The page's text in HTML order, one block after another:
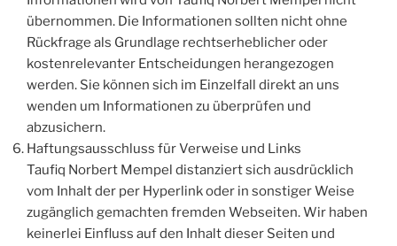
übernommen. Die Informationen sollten nicht ohne
Rückfrage als Grundlage rechtserheblicher oder
kostenrelevanter Entscheidungen herangezogen
werden. Sie können sich im Einzelfall direkt an uns
wenden um Informationen zu überprüfen und
abzusichern.
Haftungsausschluss für Verweise und Links
Taufiq Norbert Mempel distanziert sich ausdrücklich
vom Inhalt der per Hyperlink oder in sonstiger Weise
zugänglich gemachten fremden Webseiten. Wir haben
keinerlei Einfluss auf den Inhalt dieser Seiten und